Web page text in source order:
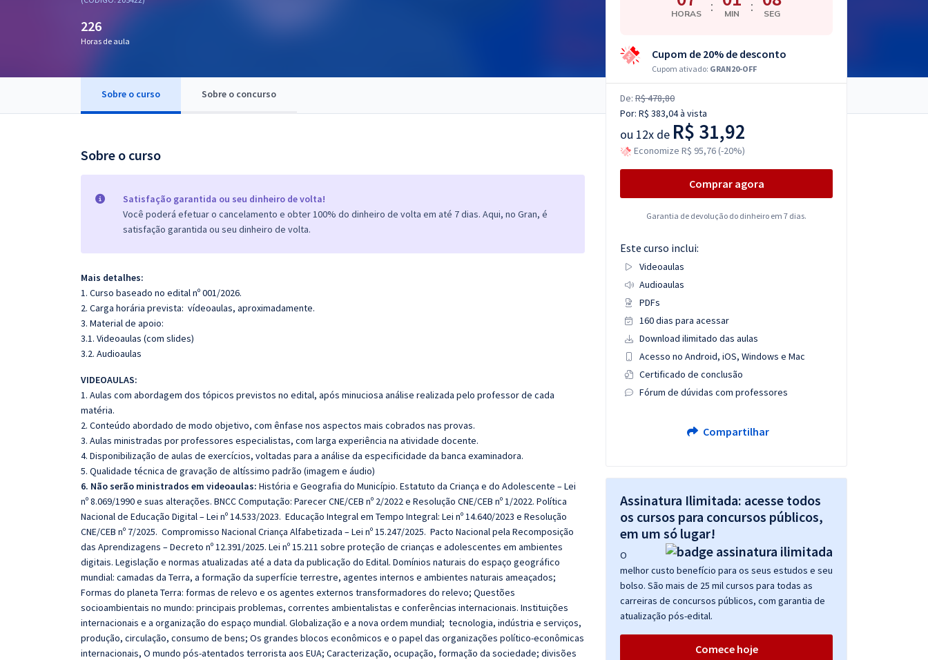
OAB
226
Horas de aula
Sobre o curso Sobre o concurso
Sobre o curso
Satisfação garantida ou seu dinheiro de volta!
Você poderá efetuar o cancelamento e obter 100% do dinheiro de volta em até 7 dias. Aqui, no Gran, é
satisfação garantida ou seu dinheiro de volta.
Mais detalhes:
1. Curso baseado no edital nº 001/2026.
2. Carga horária prevista: vídeoaulas, aproximadamente.
3. Material de apoio:
3.1. Videoaulas (com slides)
3.2. Audioaulas
VIDEOAULAS:
1. Aulas com abordagem dos tópicos previstos no edital, após minuciosa análise realizada pelo professor de cada
matéria.
2. Conteúdo abordado de modo objetivo, com ênfase nos aspectos mais cobrados nas provas.
3. Aulas ministradas por professores especialistas, com larga experiência na atividade docente.
4. Disponibilização de aulas de exercícios, voltadas para a análise da especificidade da banca examinadora.
5. Qualidade técnica de gravação de altíssimo padrão (imagem e áudio)
6. Não serão ministrados em videoaulas: História e Geografia do Município. Estatuto da Criança e do Adolescente – Lei
nº 8.069/1990 e suas alterações. BNCC Computação: Parecer CNE/CEB nº 2/2022 e Resolução CNE/CEB nº 1/2022. Política
Nacional de Educação Digital – Lei nº 14.533/2023. Educação Integral em Tempo Integral: Lei nº 14.640/2023 e Resolução
CNE/CEB nº 7/2025. Compromisso Nacional Criança Alfabetizada – Lei nº 15.247/2025. Pacto Nacional pela Recomposição
das Aprendizagens – Decreto nº 12.391/2025. Lei nº 15.211 sobre proteção de crianças e adolescentes em ambientes
digitais. Legislação e normas atualizadas até a data da publicação do Edital. Domínios naturais do espaço geográfico
mundial: camadas da Terra, a formação da superfície terrestre, agentes internos e ambientes naturais ameaçados;
Formas do planeta Terra: formas de relevo e os agentes externos transformadores do relevo; Questões
socioambientais no mundo: principais problemas, correntes ambientalistas e conferências internacionais. Instituições
internacionais e a organização do espaço mundial. Globalização e a nova ordem mundial; tecnologia, indústria e serviços,
produção, circulação, consumo de bens; Os grandes blocos econômicos e o papel das organizações político‐econômicas
internacionais, O mundo pós‐atentados terrorista aos EUA; Caracterização, ocupação, formação da sociedade; divisões
HORAS : MIN : SEG
Cupom de 20% de desconto
Cupom ativado: GRAN20-OFF
De: R$ 478,80
Por: R$ 383,04à vista
ou 12x de R$ 31,92
Economize R$ 95,76 (-20%)
Comprar agora
Garantia de devolução do dinheiro em 7 dias.
Este curso inclui:
Videoaulas
Audioaulas
PDFs
160 dias para acessar
Download ilimitado das aulas
Acesso no Android, iOS, Windows e Mac
Certificado de conclusão
Fórum de dúvidas com professores
Compartilhar
Assinatura Ilimitada: acesse todos
os cursos para concursos públicos,
em um só lugar!
O
melhor custo benefício para os seus estudos e seu
bolso. São mais de 25 mil cursos para todas as
carreiras de concursos públicos, com garantia de
atualização pós-edital.
Comece hoje